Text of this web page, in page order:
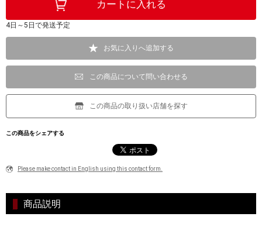
4日～5日で発送予定
お気に入りへ追加する
この商品について問い合わせる
この商品の取り扱い店舗を探す
この商品をシェアする
Please make contact in English using this contact form.
商品説明